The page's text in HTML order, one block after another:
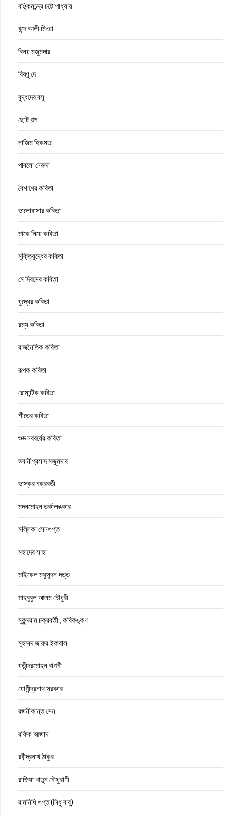
বঙ্কিমচন্দ্র চট্টোপাধ্যায়
বন্দে আলী মিঞা
বিনয় মজুমদার
বিষ্ণু দে
বুদ্ধদেব বসু
ছোট গল্প
নাজিম হিকমত
পাবলো নেরুদা
বৈশাখের কবিতা
ভালোবাসার কবিতা
মাকে নিয়ে কবিতা
মুক্তিযুদ্ধের কবিতা
মে দিবসের কবিতা
যুদ্ধের কবিতা
রম্য কবিতা
রাজনৈতিক কবিতা
রূপক কবিতা
রোমান্টিক কবিতা
শীতের কবিতা
শুভ নববর্ষের কবিতা
ভবানীপ্রসাদ মজুমদার
ভাস্কর চক্রবর্তী
মদনমোহন তর্কালঙ্কার
মল্লিকা সেনগুপ্ত
মহাদেব সাহা
মাইকেল মধুসূদন দত্ত
মাহবুবুল আলম চৌধুরী
মুকুন্দরাম চক্রবর্তী , কবিকঙ্কণ
মুহম্মদ জাফর ইকবাল
যতীন্দ্রমোহন বাগচী
যোগীন্দ্রনাথ সরকার
রজনীকান্ত সেন
রফিক আজাদ
রবীন্দ্রনাথ ঠাকুর
রাজিয়া খাতুন চৌধুরাণী
রামনিধি গুপ্ত (নিধু বাবু)